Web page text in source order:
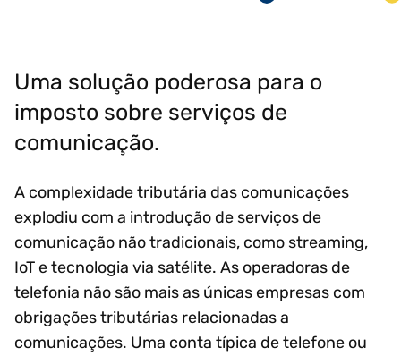
Uma solução poderosa para o
imposto sobre serviços de
comunicação.
A complexidade tributária das comunicações
explodiu com a introdução de serviços de
comunicação não tradicionais, como streaming,
IoT e tecnologia via satélite. As operadoras de
telefonia não são mais as únicas empresas com
obrigações tributárias relacionadas a
comunicações. Uma conta típica de telefone ou